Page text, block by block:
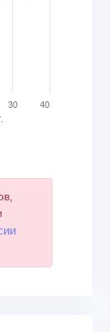
30 40